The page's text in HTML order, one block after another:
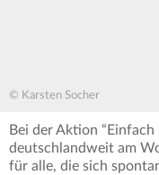
© Karsten Socher
Bei der Aktion
deutschlandweit am
für alle, die sich